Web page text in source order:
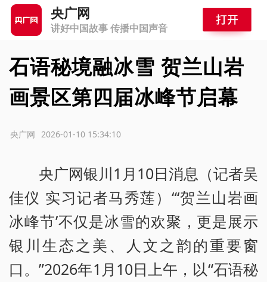
央广网
讲好中国故事 传播中国声音
石语秘境融冰雪 贺兰山岩
画景区第四届冰峰节启幕
2026-01-10 15:34:10
央广网
央广网银川1月10日消息（记者吴
佳仪 实习记者马秀莲）“‘贺兰山岩画
冰峰节’不仅是冰雪的欢聚，更是展示
银川生态之美、人文之韵的重要窗
口。”2026年1月10日上午，以“石语秘